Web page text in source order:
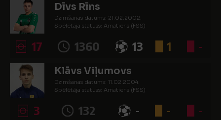
Dīvs Rīns
Dzimšanas datums: 21.02.2002.
Spēlētāja statuss: Amatieris (FSS)
17 1360 13 1 -
Klāvs Viļumovs
Dzimšanas datums: 11.02.2004.
Spēlētāja statuss: Amatieris (FSS)
3 132 - - -